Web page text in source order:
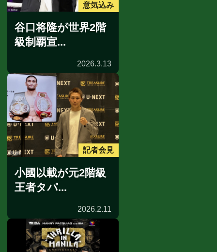
意気込み
谷口将隆が世界2階
級制覇宣...
2026.3.13
記者会見
小國以載が元2階級
王者タパ...
2026.2.11